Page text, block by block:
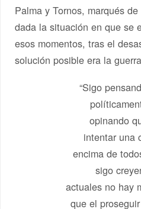
Palma y Tornos, marqués
dada la situación en que se
esos momentos, tras el
solución posible era la
“Sigo
opinando
intentar una
encima de
sigo
actuales no hay
que el